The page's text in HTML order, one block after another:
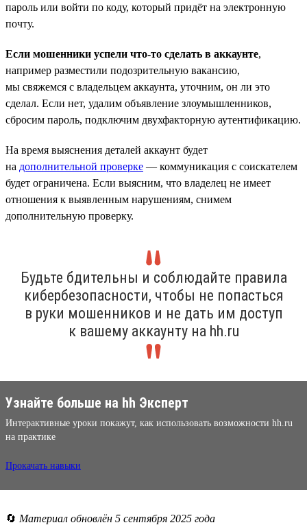
пароль или войти по коду, который придёт на электронную
почту.
Если мошенники успели что-то сделать в аккаунте,
например разместили подозрительную вакансию,
мы свяжемся с владельцем аккаунта, уточним, он ли это
сделал. Если нет, удалим объявление злоумышленников,
сбросим пароль, подключим двухфакторную аутентификацию.
На время выяснения деталей аккаунт будет
на дополнительной проверке — коммуникация с соискателем
будет ограничена. Если выясним, что владелец не имеет
отношения к выявленным нарушениям, снимем
дополнительную проверку.
Будьте бдительны и соблюдайте правила
кибербезопасности, чтобы не попасться
в руки мошенников и не дать им доступ
к вашему аккаунту на hh.ru
Узнайте больше на hh Эксперт
Интерактивные уроки покажут, как использовать возможности hh.ru
на практике
Прокачать навыки
🔄 Материал обновлён 5 сентября 2025 года